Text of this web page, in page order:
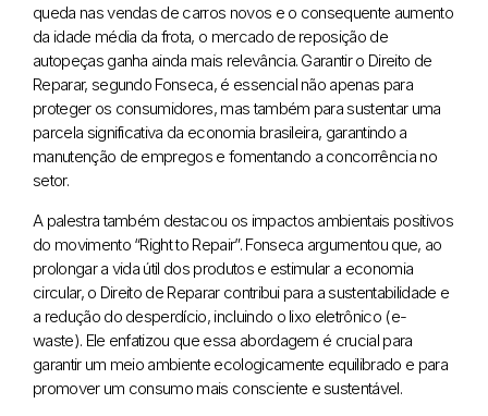
queda nas vendas de carros novos e o consequente aumento
da idade média da frota, o mercado de reposição de
autopeças ganha ainda mais relevância. Garantir o Direito de
Reparar, segundo Fonseca, é essencial não apenas para
proteger os consumidores, mas também para sustentar uma
parcela significativa da economia brasileira, garantindo a
manutenção de empregos e fomentando a concorrência no
setor.
A palestra também destacou os impactos ambientais positivos
do movimento “Right to Repair”. Fonseca argumentou que, ao
prolongar a vida útil dos produtos e estimular a economia
circular, o Direito de Reparar contribui para a sustentabilidade e
a redução do desperdício, incluindo o lixo eletrônico (e-
waste). Ele enfatizou que essa abordagem é crucial para
garantir um meio ambiente ecologicamente equilibrado e para
promover um consumo mais consciente e sustentável.